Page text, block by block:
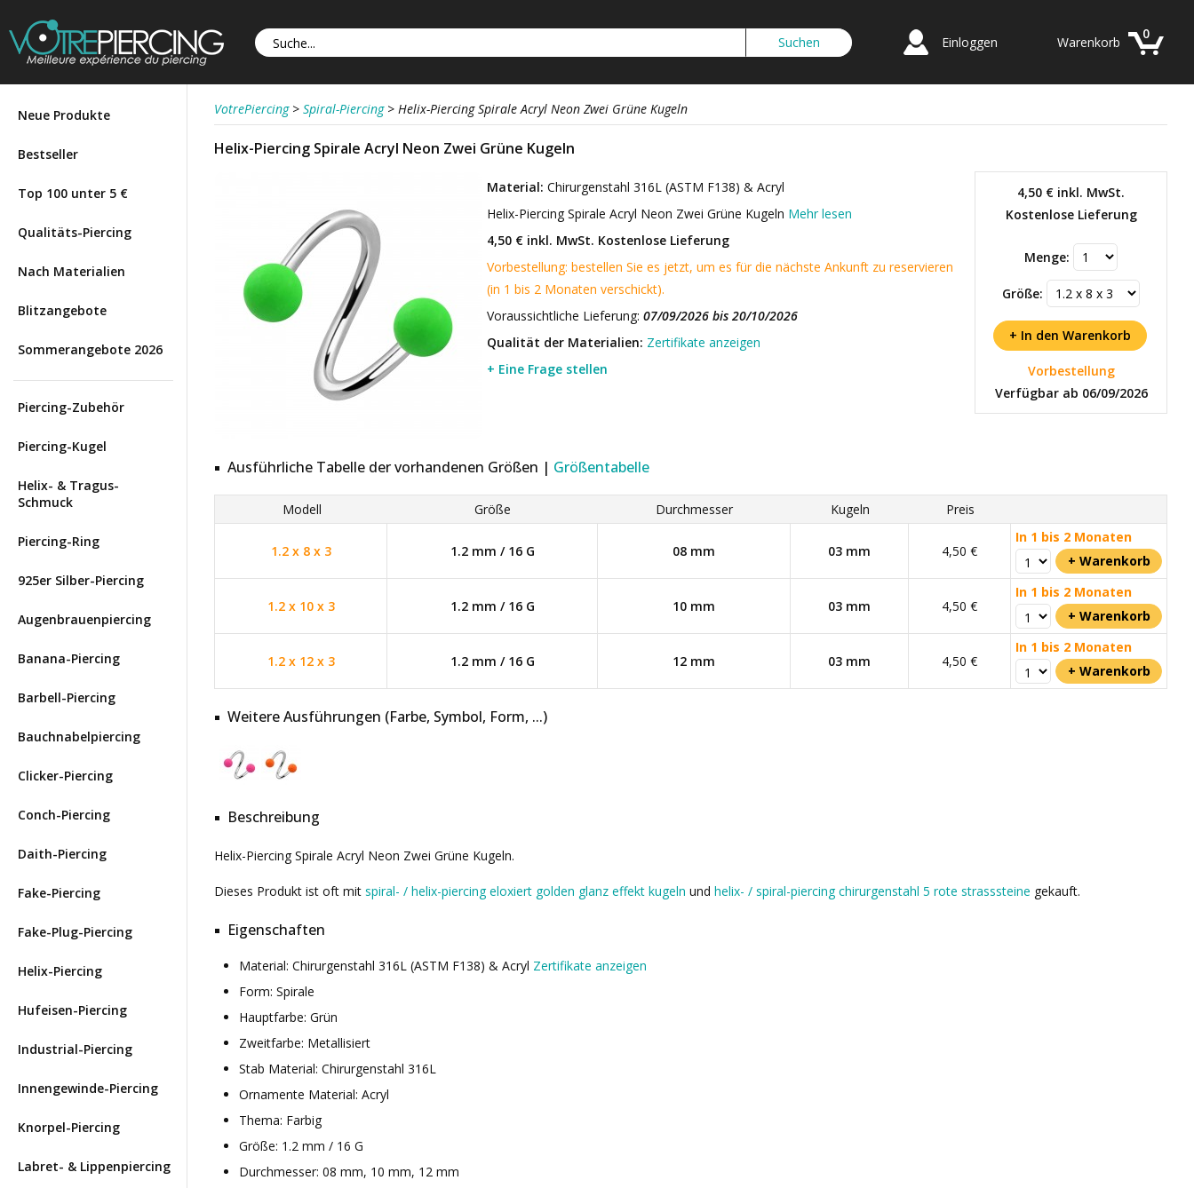
Einloggen
0
Warenkorb
Neue Produkte
Bestseller
Top 100 unter 5 €
Qualitäts-Piercing
Nach Materialien
Blitzangebote
Sommerangebote 2026
Piercing-Zubehör
Piercing-Kugel
Helix- & Tragus-
Schmuck
Piercing-Ring
925er Silber-Piercing
Augenbrauenpiercing
Banana-Piercing
Barbell-Piercing
Bauchnabelpiercing
Clicker-Piercing
Conch-Piercing
Daith-Piercing
Fake-Piercing
Fake-Plug-Piercing
Helix-Piercing
Hufeisen-Piercing
Industrial-Piercing
Innengewinde-Piercing
Knorpel-Piercing
Labret- & Lippenpiercing
VotrePiercing > Spiral-Piercing > Helix-Piercing Spirale Acryl Neon Zwei Grüne Kugeln
Helix-Piercing Spirale Acryl Neon Zwei Grüne Kugeln
4,50 € inkl. MwSt.
Kostenlose Lieferung
Menge:
Größe:
Vorbestellung
Verfügbar ab 06/09/2026
Material: Chirurgenstahl 316L (ASTM F138) & Acryl
Helix-Piercing Spirale Acryl Neon Zwei Grüne Kugeln Mehr lesen
4,50 € inkl. MwSt. Kostenlose Lieferung
Vorbestellung: bestellen Sie es jetzt, um es für die nächste Ankunft zu reservieren
(in 1 bis 2 Monaten verschickt).
Voraussichtliche Lieferung: 07/09/2026 bis 20/10/2026
Qualität der Materialien: Zertifikate anzeigen
+ Eine Frage stellen
Ausführliche Tabelle der vorhandenen Größen | Größentabelle
Modell Größe Durchmesser Kugeln Preis
1.2 x 8 x 3 1.2 mm / 16 G 08 mm 03 mm 4,50 €
In 1 bis 2 Monaten
1.2 x 10 x 3 1.2 mm / 16 G 10 mm 03 mm 4,50 €
In 1 bis 2 Monaten
1.2 x 12 x 3 1.2 mm / 16 G 12 mm 03 mm 4,50 €
In 1 bis 2 Monaten
Weitere Ausführungen (Farbe, Symbol, Form, ...)
Beschreibung
Helix-Piercing Spirale Acryl Neon Zwei Grüne Kugeln.
Dieses Produkt ist oft mit spiral- / helix-piercing eloxiert golden glanz effekt kugeln und helix- / spiral-piercing chirurgenstahl 5 rote strasssteine gekauft.
Eigenschaften
Material: Chirurgenstahl 316L (ASTM F138) & Acryl Zertifikate anzeigen
Form: Spirale
Hauptfarbe: Grün
Zweitfarbe: Metallisiert
Stab Material: Chirurgenstahl 316L
Ornamente Material: Acryl
Thema: Farbig
Größe: 1.2 mm / 16 G
Durchmesser: 08 mm, 10 mm, 12 mm